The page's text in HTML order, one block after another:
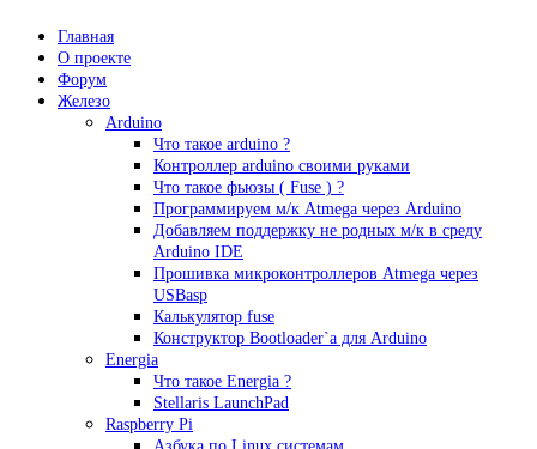
Главная
О проекте
Форум
Железо
Arduino
Что такое аrduino ?
Контроллер arduino своими руками
Что такое фьюзы ( Fuse ) ?
Программируем м/к Atmega через Arduino
Добавляем поддержку не родных м/к в среду
Arduino IDE
Прошивка микроконтроллеров Atmega через
USBasp
Калькулятор fuse
Конструктор Bootloader`а для Arduino
Energia
Что такое Energia ?
Stellaris LaunchPad
Raspberry Pi